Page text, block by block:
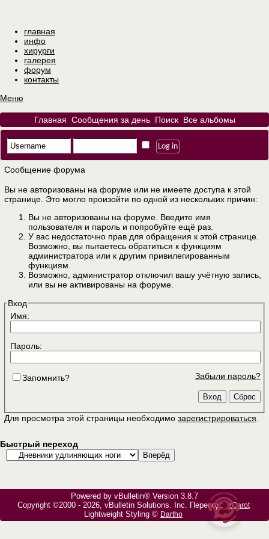
главная
инфо
хирурги
галерея
форум
контакты
Меню
Главная Сообщения за день Поиск Все альбомы
Сообщение форума
Вы не авторизованы на форуме или не имеете доступа к этой
странице. Это могло произойти по одной из нескольких причин:
Вы не авторизованы на форуме. Введите имя
пользователя и пароль и попробуйте ещё раз.
У вас недостаточно прав для обращения к этой странице.
Возможно, вы пытаетесь обратиться к функциям
администратора или к другим привилегированным
функциям.
Возможно, администратор отключил вашу учётную запись,
или вы не активированы на форуме.
Вход
Имя:
Пароль:
Забыли пароль?
Запомнить?
Для просмотра этой страницы необходимо зарегистрироваться
Быстрый переход
Powered by vBulletin® Version 3.8.7
Copyright ©2000 - 2026, vBulletin Solutions, Inc. Перевод: zCarot
Lightweight Styling © Dartho